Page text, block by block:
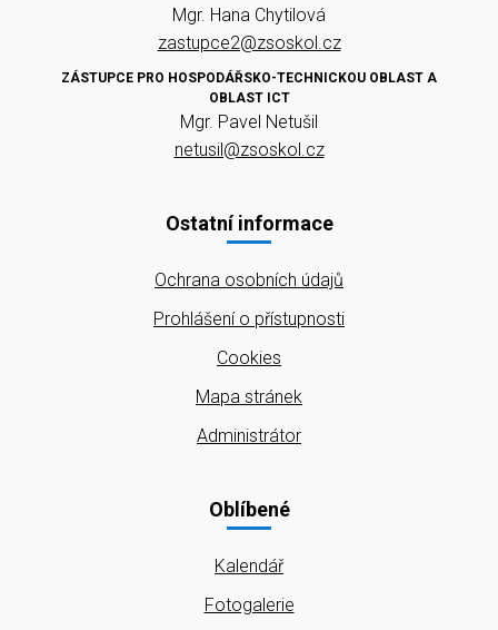
Mgr. Hana Chytilová
zastupce2@zsoskol.cz
ZÁSTUPCE PRO HOSPODÁŘSKO-TECHNICKOU OBLAST A
OBLAST ICT
Mgr. Pavel Netušil
netusil@zsoskol.cz
Ostatní informace
Ochrana osobních údajů
Prohlášení o přístupnosti
Cookies
Mapa stránek
Administrátor
Oblíbené
Kalendář
Fotogalerie